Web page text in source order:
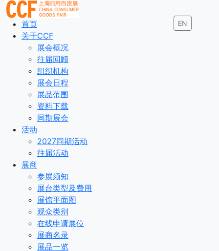
EN
首页
关于CCF
展会概况
往届回顾
组织机构
展会日程
展品范围
资料下载
同期展会
活动
2027同期活动
往届活动
展商
参展须知
展台类型及费用
展馆平面图
观众类别
在线申请展位
展商名录
展品一览